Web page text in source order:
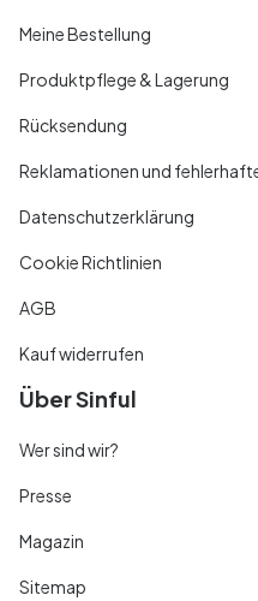
Meine Bestellung
Produktpflege & Lagerung
Rücksendung
Reklamationen und
Datenschutzerklärung
Cookie Richtlinien
AGB
Kauf widerrufen
Über Sinful
Wer sind wir?
Presse
Magazin
Sitemap